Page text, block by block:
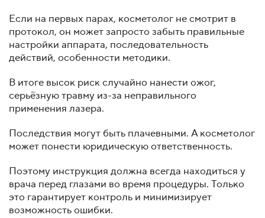
Если на первых парах, косметолог не смотрит в
протокол, он может запросто забыть правильные
настройки аппарата, последовательность
действий, особенности методики.
В итоге высок риск случайно нанести ожог,
серьёзную травму из-за неправильного
применения лазера.
Последствия могут быть плачевными. А косметолог
может понести юридическую ответственность.
Поэтому инструкция должна всегда находиться у
врача перед глазами во время процедуры. Только
это гарантирует контроль и минимизирует
возможность ошибки.